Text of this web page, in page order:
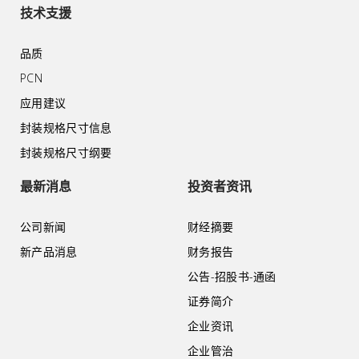
技术支援
品质
PCN
应用建议
封装规格尺寸信息
封装规格尺寸纲要
最新消息
公司新闻
新产品消息
投资者资讯
财经摘要
财务报告
公告-招股书-通函
证券简介
企业资讯
企业管治